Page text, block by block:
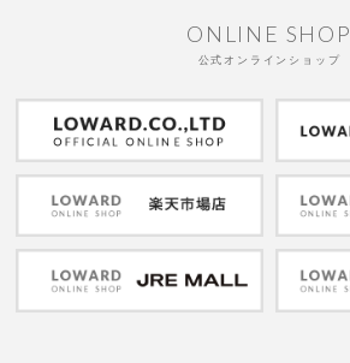
ONLINE SHOP
公式オンラインショップ